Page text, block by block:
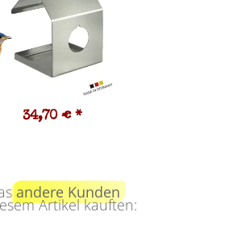
34,70 € *
andere Kunden
Artikel kauften: